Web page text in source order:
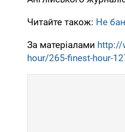
Читайте також: Не
За матеріалами http://
hour/265-finest-hour-